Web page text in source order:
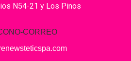
N54-21 y Los Pinos